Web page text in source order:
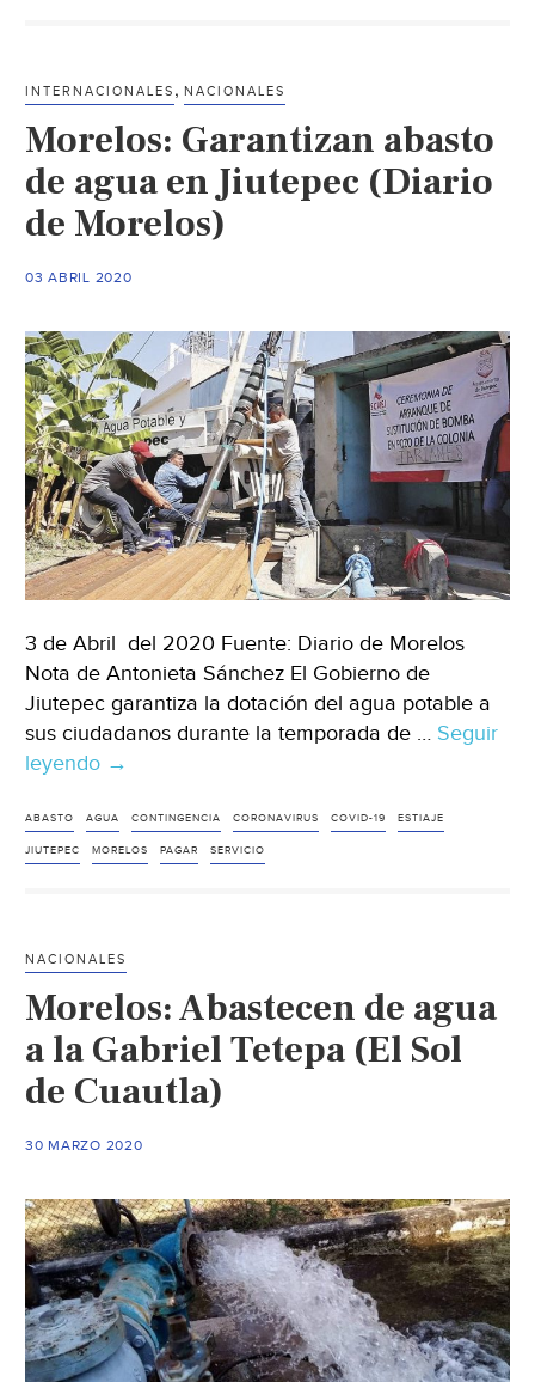
(El
Sol
Cuernavaca)
INTERNACIONALES ,NACIONALES
Morelos: Garantizan abasto
de agua en Jiutepec (Diario
de Morelos)
03 ABRIL 2020
3 de Abril del 2020 Fuente: Diario de Morelos
Nota de Antonieta Sánchez El Gobierno de
Jiutepec garantiza la dotación del agua potable a
sus ciudadanos durante la temporada de … Seguir
leyendo Morelos:
abasto
de
(Diario
de
Morelos)
→
ABASTO AGUA CONTINGENCIA CORONAVIRUS COVID-19 ESTIAJE
JIUTEPEC MORELOS PAGAR SERVICIO
NACIONALES
Morelos: Abastecen de agua
a la Gabriel Tetepa (El Sol
de Cuautla)
30 MARZO 2020